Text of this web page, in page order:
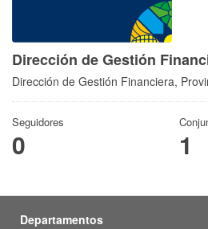
Dirección de Gestión
Dirección de Gestión Financiera,
Seguidores
0 1
Departamentos